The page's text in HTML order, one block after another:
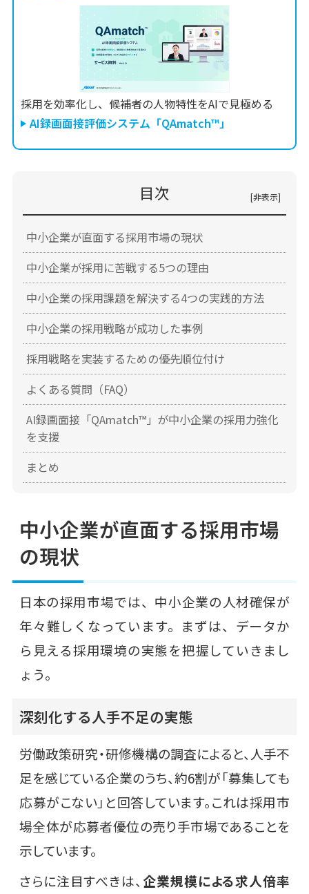
採用を効率化し、候補者の人物特性をAIで見極める
AI録画面接評価システム「QAmatch™」
目次
中小企業が直面する採用市場の現状
中小企業が採用に苦戦する5つの理由
中小企業の採用課題を解決する4つの実践的方法
中小企業の採用戦略が成功した事例
採用戦略を実装するための優先順位付け
よくある質問（FAQ）
AI録画面接「QAmatch™」が中小企業の採用力強化
を支援
まとめ
中小企業が直面する採用市場
の現状
日本の採用市場では、中小企業の人材確保が
年々難しくなっています。まずは、データか
ら見える採用環境の実態を把握していきまし
ょう。
深刻化する人手不足の実態
労働政策研究・研修機構の調査によると、人手不
足を感じている企業のうち、約6割が「募集しても
応募がこない」と回答しています。これは採用市
場全体が応募者優位の売り手市場であることを
示しています。
さらに注目すべきは、 企業規模による求人倍率